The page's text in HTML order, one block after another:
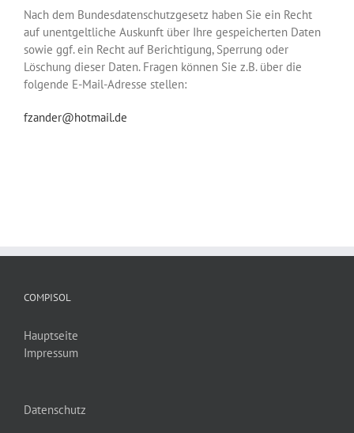
Nach dem Bundesdatenschutzgesetz haben Sie ein Recht
auf unentgeltliche Auskunft über Ihre gespeicherten Daten
sowie ggf. ein Recht auf Berichtigung, Sperrung oder
Löschung dieser Daten. Fragen können Sie z.B. über die
folgende E-Mail-Adresse stellen:
fzander@hotmail.de
COMPISOL
Hauptseite
Impressum
Datenschutz